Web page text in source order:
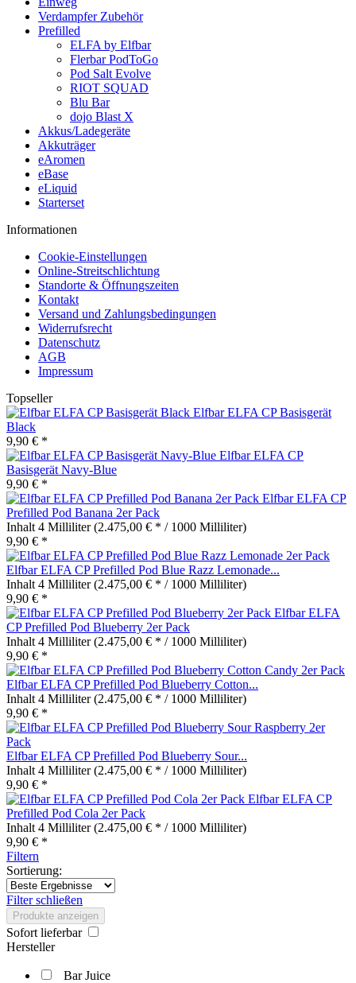
Verdampfer Zubehör
Prefilled
ELFA by Elfbar
Flerbar PodToGo
Pod Salt Evolve
RIOT SQUAD
Blu Bar
dojo Blast X
Akkus/Ladegeräte
Akkuträger
eAromen
eBase
eLiquid
Starterset
Informationen
Cookie-Einstellungen
Online-Streitschlichtung
Standorte & Öffnungszeiten
Kontakt
Versand und Zahlungsbedingungen
Widerrufsrecht
Datenschutz
AGB
Impressum
Topseller
Elfbar ELFA CP Basisgerät
Black
9,90 € *
Elfbar ELFA CP
Basisgerät Navy-Blue
9,90 € *
Elfbar ELFA CP
Prefilled Pod Banana 2er Pack
Inhalt 4 Milliliter(2.475,00 € * / 1000 Milliliter)
9,90 € *
Elfbar ELFA CP Prefilled Pod Blue Razz Lemonade...
Inhalt 4 Milliliter(2.475,00 € * / 1000 Milliliter)
9,90 € *
Elfbar ELFA
CP Prefilled Pod Blueberry 2er Pack
Inhalt 4 Milliliter(2.475,00 € * / 1000 Milliliter)
9,90 € *
Elfbar ELFA CP Prefilled Pod Blueberry Cotton...
Inhalt 4 Milliliter(2.475,00 € * / 1000 Milliliter)
9,90 € *
Elfbar ELFA CP Prefilled Pod Blueberry Sour...
Inhalt 4 Milliliter(2.475,00 € * / 1000 Milliliter)
9,90 € *
Elfbar ELFA CP
Prefilled Pod Cola 2er Pack
Inhalt 4 Milliliter(2.475,00 € * / 1000 Milliliter)
9,90 € *
Filtern
Sortierung:
Filter schließen
Produkte anzeigen
Sofort lieferbar
Hersteller
Bar Juice